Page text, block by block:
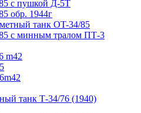
с пушкой Д-5Т
обр. 1944г
танк ОT-34/85
с минным тралом ПТ-3
m42
танк Т-34/76 (1940)